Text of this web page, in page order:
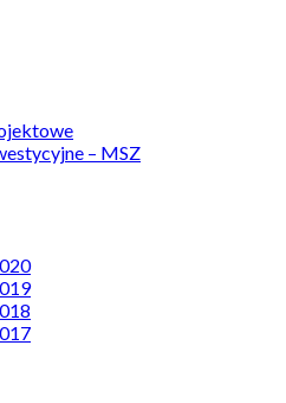
– MSZ